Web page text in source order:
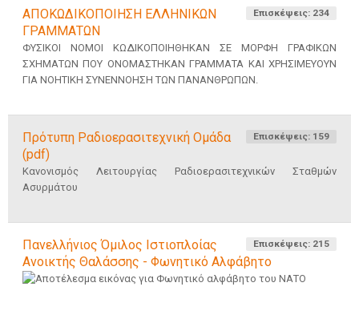
Επισκέψεις: 234
ΑΠΟΚΩΔΙΚΟΠΟΙΗΣΗ ΕΛΛΗΝΙΚΩΝ
ΓΡΑΜΜΑΤΩΝ
ΦΥΣΙΚΟΙ ΝΟΜΟΙ ΚΩΔΙΚΟΠΟΙΗΘΗΚΑΝ ΣΕ ΜΟΡΦΗ ΓΡΑΦΙΚΩΝ
ΣΧΗΜΑΤΩΝ ΠΟΥ ΟΝΟΜΑΣΤΗΚΑΝ ΓΡΑΜΜΑΤΑ ΚΑΙ ΧΡΗΣΙΜΕΥΟΥΝ
ΓΙΑ ΝΟΗΤΙΚΗ ΣΥΝΕΝΝΟΗΣΗ ΤΩΝ ΠΑΝΑΝΘΡΩΠΩΝ.
Επισκέψεις: 159
Πρότυπη Ραδιοερασιτεχνική Ομάδα
(pdf)
Κανονισμός Λειτουργίας Ραδιοερασιτεχνικών Σταθμών
Ασυρμάτου
Επισκέψεις: 215
Πανελλήνιος Όμιλος Ιστιοπλοίας
Ανοικτής Θαλάσσης - Φωνητικό Αλφάβητο